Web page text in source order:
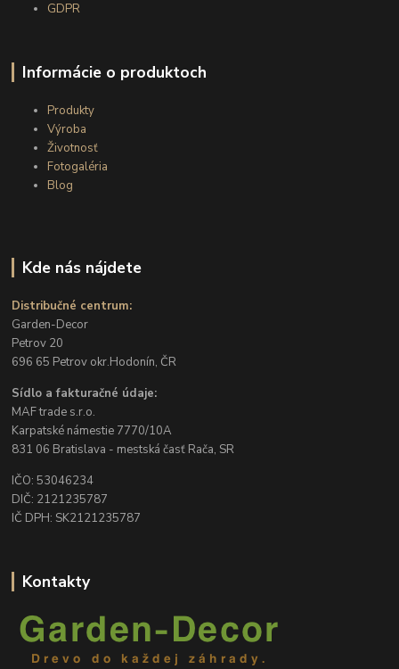
GDPR
Informácie o produktoch
Produkty
Výroba
Životnosť
Fotogaléria
Blog
Kde nás nájdete
Distribučné centrum:
Garden-Decor
Petrov 20
696 65 Petrov okr.Hodonín, ČR
Sídlo a fakturačné údaje:
MAF trade s.r.o.
Karpatské námestie 7770/10A
831 06 Bratislava - mestská časť Rača, SR
IČO: 53046234
DIČ: 2121235787
IČ DPH: SK2121235787
Kontakty